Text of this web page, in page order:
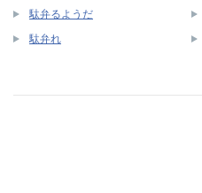
駄弁るようだ
駄弁れ